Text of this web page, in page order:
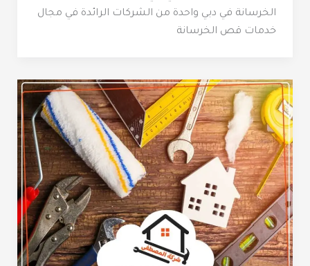
الخرسانة في دبي واحدة من الشركات الرائدة في مجال
خدمات قص الخرسانة